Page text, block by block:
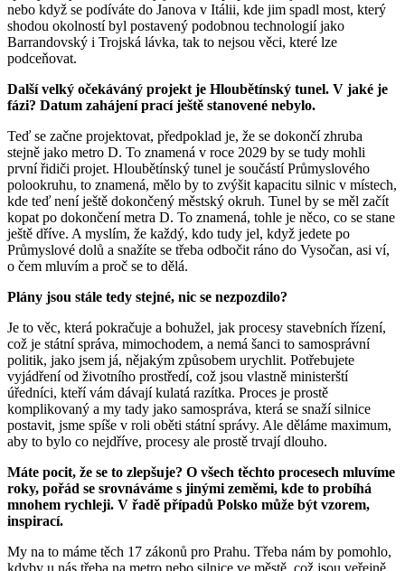
nebo když se podíváte do Janova v Itálii, kde jim spadl most, který
shodou okolností byl postavený podobnou technologií jako
Barrandovský i Trojská lávka, tak to nejsou věci, které lze
podceňovat.
Další velký očekáváný projekt je Hloubětínský tunel. V jaké je
fázi? Datum zahájení prací ještě stanovené nebylo.
Teď se začne projektovat, předpoklad je, že se dokončí zhruba
stejně jako metro D. To znamená v roce 2029 by se tudy mohli
první řidiči projet. Hloubětínský tunel je součástí Průmyslového
polookruhu, to znamená, mělo by to zvýšit kapacitu silnic v místech,
kde teď není ještě dokončený městský okruh. Tunel by se měl začít
kopat po dokončení metra D. To znamená, tohle je něco, co se stane
ještě dříve. A myslím, že každý, kdo tudy jel, když jedete po
Průmyslové dolů a snažíte se třeba odbočit ráno do Vysočan, asi ví,
o čem mluvím a proč se to dělá.
Plány jsou stále tedy stejné, nic se nezpozdilo?
Je to věc, která pokračuje a bohužel, jak procesy stavebních řízení,
což je státní správa, mimochodem, a nemá šanci to samosprávní
politik, jako jsem já, nějakým způsobem urychlit. Potřebujete
vyjádření od životního prostředí, což jsou vlastně ministerští
úředníci, kteří vám dávají kulatá razítka. Proces je prostě
komplikovaný a my tady jako samospráva, která se snaží silnice
postavit, jsme spíše v roli oběti státní správy. Ale děláme maximum,
aby to bylo co nejdříve, procesy ale prostě trvají dlouho.
Máte pocit, že se to zlepšuje? O všech těchto procesech mluvíme
roky, pořád se srovnáváme s jinými zeměmi, kde to probíhá
mnohem rychleji. V řadě případů Polsko může být vzorem,
inspirací.
My na to máme těch 17 zákonů pro Prahu. Třeba nám by pomohlo,